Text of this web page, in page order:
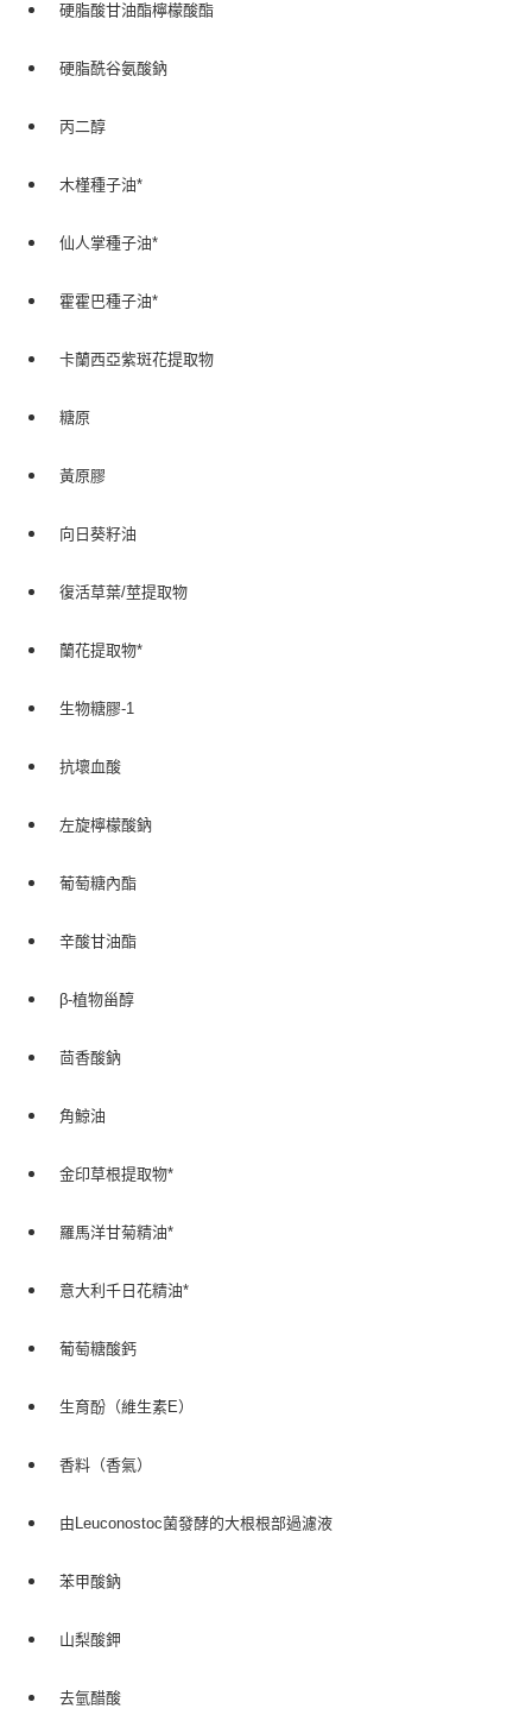
硬脂酸甘油酯檸檬酸酯
硬脂酰谷氨酸鈉
丙二醇
木槿種子油*
仙人掌種子油*
霍霍巴種子油*
卡蘭西亞紫斑花提取物
糖原
黃原膠
向日葵籽油
復活草葉/莖提取物
蘭花提取物*
生物糖膠-1
抗壞血酸
左旋檸檬酸鈉
葡萄糖內酯
辛酸甘油酯
β-植物甾醇
茴香酸鈉
角鯨油
金印草根提取物*
羅馬洋甘菊精油*
意大利千日花精油*
葡萄糖酸鈣
生育酚（維生素E）
香料（香氣）
由Leuconostoc菌發酵的大根根部過濾液
苯甲酸鈉
山梨酸鉀
去氫醋酸